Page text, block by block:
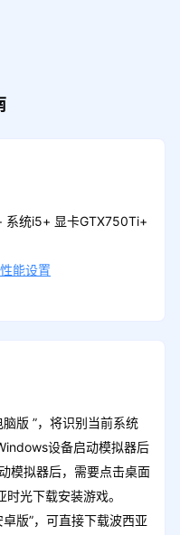
系统i5+ 显卡GTX750Ti+
能设置
版 ”，将识别当前系统
设备启动模拟器后
模拟器后，需要点击桌面
光下载安装游戏。
版”，可直接下载波西亚